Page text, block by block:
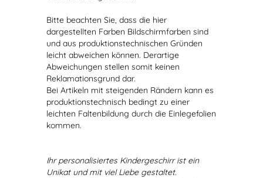
Bitte beachten Sie, dass die hier
dargestellten Farben Bildschirmfarben sind
und aus produktionstechnischen Gründen
leicht abweichen können. Derartige
Abweichungen stellen somit keinen
Reklamationsgrund dar.
Bei Artikeln mit steigenden Rändern kann es
produktionstechnisch bedingt zu einer
leichten Faltenbildung durch die Einlegefolien
kommen.
Ihr personalisiertes Kindergeschirr ist ein
Unikat und mit viel Liebe gestaltet.